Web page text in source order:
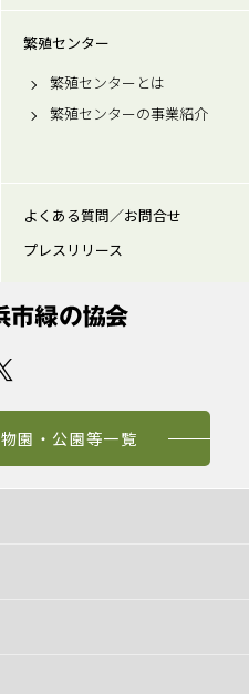
繁殖センター
繁殖センターとは
繁殖センターの事業紹介
よくある質問／お問合せ
プレスリリース
園・公園等一覧